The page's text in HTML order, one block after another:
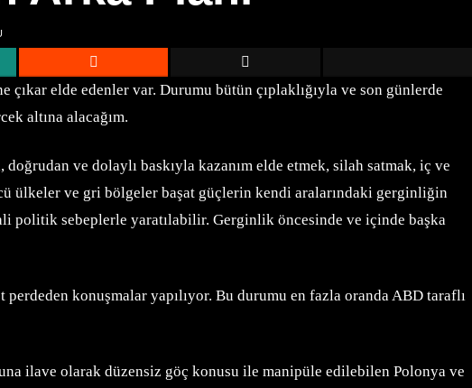
elde edenler var. Durumu bütün çıplaklığıyla ve son günlerde
altına alacağım.
ve dolaylı baskıyla kazanım elde etmek, silah satmak, iç ve
ülkeler ve gri bölgeler başat güçlerin kendi aralarındaki gerginliğin
politik sebeplerle yaratılabilir. Gerginlik öncesinde ve içinde başka
konuşmalar yapılıyor. Bu durumu en fazla oranda ABD taraflı
ilave olarak düzensiz göç konusu ile manipüle edilebilen Polonya ve